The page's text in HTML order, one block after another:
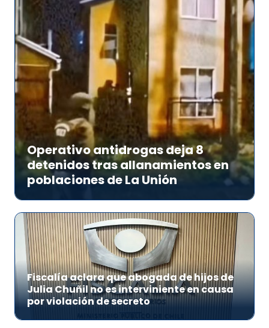
Operativo antidrogas deja 8
detenidos tras allanamientos en
poblaciones de La Unión
Fiscalía aclara que abogada de hijos de
Julia Chuñil no es interviniente en causa
por violación de secreto